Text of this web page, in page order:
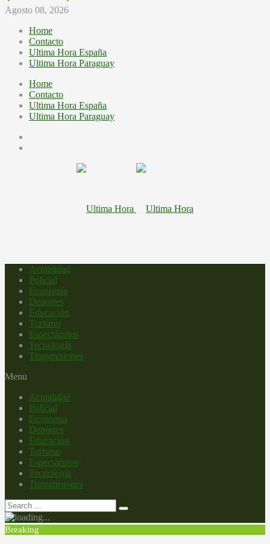
Agosto 08, 2026
Home
Contacto
Ultima Hora España
Ultima Hora Paraguay
Home
Contacto
Ultima Hora España
Ultima Hora Paraguay
Actualidad
Policial
Economía
Deportes
Educación
Turismo
Espectáculos
Tecnología
Transmisiones
Menu
Actualidad
Policial
Economía
Deportes
Educación
Turismo
Espectáculos
Tecnología
Transmisiones
Breaking